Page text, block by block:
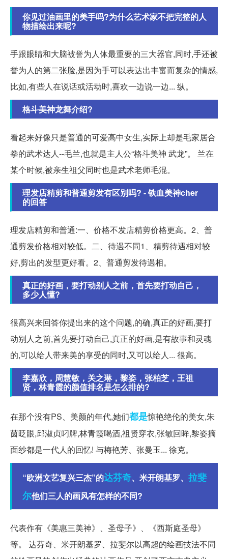
你见过油画里的美手吗?为什么艺术家不把完整的人
物描绘出来呢?
手跟眼睛和大脑被誉为人体最重要的三大器官,同时,手还被
誉为人的第二张脸,是因为手可以表达出丰富而复杂的情感,
比如,有些人在说话或活动时,喜欢一边说一边... 纵。
格斗美神龙舞介绍?
看起来好像只是普通的可爱高中女生,实际上却是毛家居合
拳的武术达人--毛兰,也就是主人公“格斗美神 武龙”。 兰在
某个时候,被亲生祖父同时也是武术老师毛混。
理发店精剪和普通剪发有区别吗? - 铁血美神cher
的回答
理发店精剪和普通:一、价格不发店精剪价格更高。2、普
通剪发价格相对较低。二、待遇不同1、精剪待遇相对较
好,剪出的发型更好看。2、普通剪发待遇相。
真正的好画，要打动别人之前，首先要打动自己，
多少人懂?
很高兴来回答你提出来的这个问题,的确,真正的好画,要打
动别人之前,首先要打动自己,真正的好画,是有故事和灵魂
的,可以给人带来美的享受的同时,又可以给人... 很高。
李嘉欣，周慧敏，关之琳，黎姿，张柏芝，王祖
贤，林青霞的颜值排名是怎么排的?
在那个没有PS、美颜的年代,她们都是惊艳绝伦的美女,朱
茵眨眼,邱淑贞叼牌,林青霞喝酒,祖贤穿衣,张敏回眸,黎姿摘
面纱都是一代人的回忆! 与梅艳芳、张曼玉... 徐克。
“欧洲文艺复兴三杰”的达芬奇、米开朗基罗、 拉斐
尔他们三人的画风有怎样的不同?
代表作有《美惠三美神》、圣母子》、《西斯庭圣母》
等。 达芬奇、米开朗基罗、拉斐尔以高超的绘画技法不同